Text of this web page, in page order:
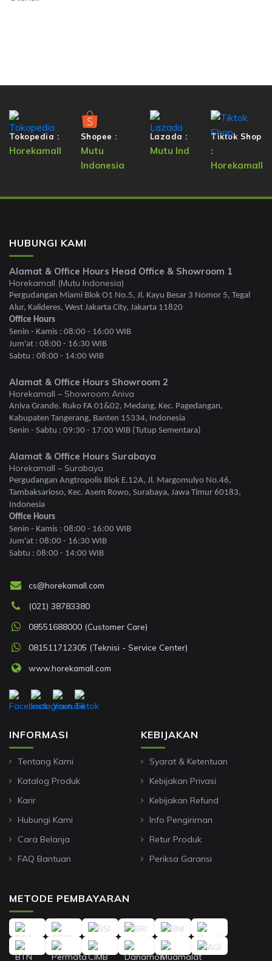
Tokopedia :
Horekamall
Shopee :
Mutu
Indonesia
Lazada :
Mutu Ind
Tiktok Shop
:
Horekamall
HUBUNGI KAMI
Alamat & Office Hours Head Office & Showroom 1
Horekamall (Mutu Indonesia)
Pergudangan Miami Blok O1 No.5, Jl. Kayu Besar 3 Nomor 5, Tegal
Alur, Kalideres, West Jakarta City, Jakarta 11820
Office Hours
Senin - Kamis : 08:00 - 16:00 WIB
Jum'at : 08:00 - 16:30 WIB
Sabtu : 08:00 - 14:00 WIB
Alamat & Office Hours Showroom 2
Horekamall – Showroom Aniva
Aniva Grande. Ruko FA 01&02, Medang, Kec. Pagedangan,
Kabupaten Tangerang, Banten 15334, Indonesia
Senin - Sabtu : 09:30 - 17:00 WIB (Tutup Sementara)
Alamat & Office Hours Surabaya
Horekamall – Surabaya
Pergudangan Angtropolis Blok E.12A, Jl. Margomulyo No.46,
Tambaksarioso, Kec. Asem Rowo, Surabaya, Jawa Timur 60183,
Indonesia
Office Hours
Senin - Kamis : 08:00 - 16:00 WIB
Jum'at : 08:00 - 16:30 WIB
Sabtu : 08:00 - 14:00 WIB
INFORMASI
Tentang Kami
Katalog Produk
Karir
Hubungi Kami
Cara Belanja
FAQ Bantuan
KEBIJAKAN
Syarat & Ketentuan
Kebijakan Privasi
Kebijakan Refund
Info Pengiriman
Retur Produk
Periksa Garansi
cs@horekamall.com
(021) 38783380
08551688000 (Customer Care)
081511712305 (Teknisi - Service Center)
www.horekamall.com
METODE PEMBAYARAN